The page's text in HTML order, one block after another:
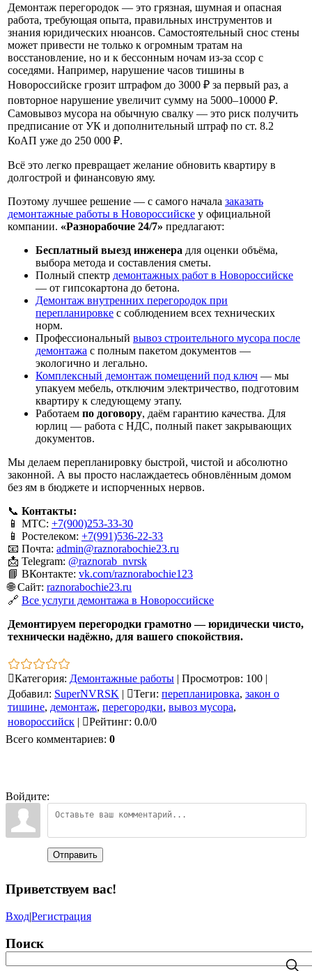
Демонтаж перегородок — это грязная, шумная и опасная
работа, требующая опыта, правильных инструментов и
знания юридических нюансов. Самостоятельный снос стены
может привести не только к огромным тратам на
восстановление, но и к бессонным ночам из-за ссор с
соседями. Например, нарушение часов тишины в
Новороссийске грозит штрафом до 3000 ₽ за первый раз, а
повторное нарушение увеличит сумму на 5000–10000 ₽.
Самовывоз мусора на обычную свалку — это риск получить
предписание от УК и дополнительный штраф по ст. 8.2
КоАП уже до 250 000 ₽.
Всё это легко превращает желание обновить квартиру в
долгострой и финансовую яму.
Поэтому лучшее решение — с самого начала заказать
демонтажные работы в Новороссийске у официальной
компании. «Разнорабочие 24/7» предлагают:
Бесплатный выезд инженера для оценки объёма,
выбора метода и составления сметы.
Полный спектр демонтажных работ в Новороссийске
— от гипсокартона до бетона.
Демонтаж внутренних перегородок при
перепланировке с соблюдением всех технических
норм.
Профессиональный вывоз строительного мусора после
демонтажа с полным пакетом документов —
экологично и легально.
Комплексный демонтаж помещений под ключ — мы
упакуем мебель, отключим электричество, подготовим
квартиру к следующему этапу.
Работаем по договору, даём гарантию качества. Для
юрлиц — работа с НДС, полный пакет закрывающих
документов.
Мы делаем перепланировку быстрой, чистой и абсолютно
законной. А вы просто наслаждаетесь обновлённым домом
без ям в бюджете и испорченных нервов.
📞 Контакты:
📱 МТС: +7(900)253-33-30
📱 Ростелеком: +7(991)536-22-33
📧 Почта: admin@raznorabochie23.ru
📩 Telegram: @raznorab_nvrsk
📘 ВКонтакте: vk.com/raznorabochie123
🌐 Сайт: raznorabochie23.ru
🔗 Все услуги демонтажа в Новороссийске
Демонтируем перегородки грамотно — юридически чисто,
технически надёжно, для вашего спокойствия.
Категория: Демонтажные работы | Просмотров: 100 |
Добавил: SuperNVRSK | Теги: перепланировка, закон о
тишине, демонтаж, перегородки, вывоз мусора,
новороссийск | Рейтинг: 0.0/0
Всего комментариев: 0
Войдите:
Отправить
Приветствуем вас!
Вход|Регистрация
Поиск